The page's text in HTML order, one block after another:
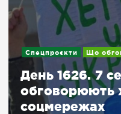
Спецпроєкти Що
День 1626. 7
обговорюють
соцмережах